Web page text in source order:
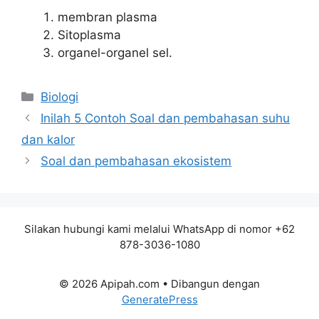
membran plasma
Sitoplasma
organel-organel sel.
Kategori
Biologi
Inilah 5 Contoh Soal dan pembahasan suhu
dan kalor
Soal dan pembahasan ekosistem
Silakan hubungi kami melalui WhatsApp di nomor +62
878-3036-1080
© 2026 Apipah.com • Dibangun dengan
GeneratePress